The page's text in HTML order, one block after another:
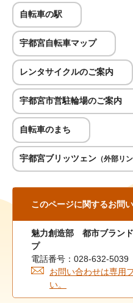
自転車の駅
宇都宮自転車マップ
レンタサイクルのご案内
宇都宮市営駐輪場のご案内
自転車のまち
宇都宮ブリッツェン （外部リン
このページに関するお問
魅力創造部 都市ブラン
プ
電話番号：028-632-5039
お問い合わせは専用
い。